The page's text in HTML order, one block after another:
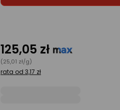
125,05 zł
(25,01 zł/g)
rata od 3,17 zł